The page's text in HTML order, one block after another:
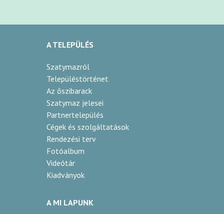
A TELEPÜLÉS
Szatymazról
Településtörténet
Az őszibarack
Szatymaz jelesei
Partnertelepülés
Cégek és szolgáltatások
Rendezési terv
Fotóalbum
Videótár
Kiadványok
A MI LAPUNK